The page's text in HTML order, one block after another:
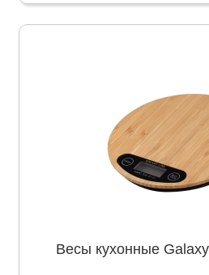
Весы кухонные